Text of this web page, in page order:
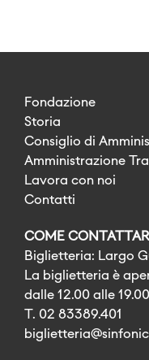
Fondazione
Storia
Consiglio di
Amministrazione
Lavora con noi
Contatti
COME
Biglietteria: Largo
La biglietteria è
dalle 12.00 alle 19.00
T. 02 83389.401